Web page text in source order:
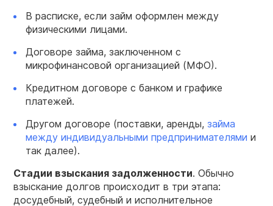
В расписке, если займ оформлен между
физическими лицами.
Договоре займа, заключенном с
микрофинансовой организацией (МФО).
Кредитном договоре с банком и графике
платежей.
Другом договоре (поставки, аренды, займа
между индивидуальными предпринимателями и
так далее).
Стадии взыскания задолженности. Обычно
взыскание долгов происходит в три этапа:
досудебный, судебный и исполнительное